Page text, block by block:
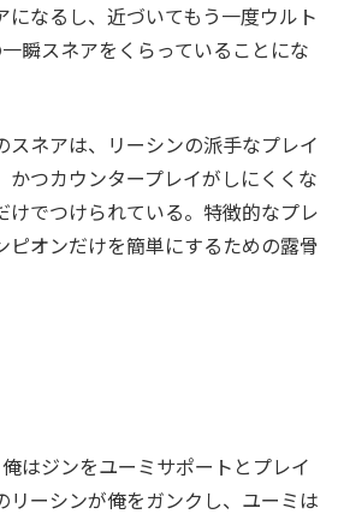
になるし、近づいてもう一度ウルト
瞬スネアをくらっていることにな
スネアは、リーシンの派手なプレイ
かつカウンタープレイがしにくくな
けでつけられている。特徴的なプレ
ピオンだけを簡単にするための露骨
はジンをユーミサポートとプレイ
リーシンが俺をガンクし、ユーミは